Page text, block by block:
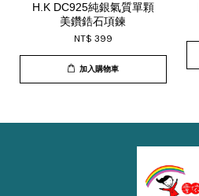
H.K DC925純銀氣質單顆
美鑽鋯石項鍊
NT$ 399
加入購物車